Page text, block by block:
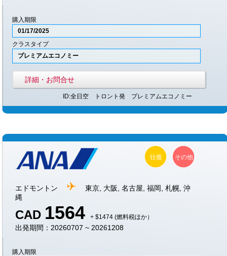
購入期限
01/17/2025
クラスタイプ
プレミアムエコノミー
詳細・お問合せ
ID:全日空 トロント発 プレミアムエコノミー
その他
往復
エドモントン
東京, 大阪, 名古屋, 福岡, 札幌, 沖
縄
CAD 1564 + $1474 (燃料税ほか）
出発期間：20260707 ~ 20261208
購入期限